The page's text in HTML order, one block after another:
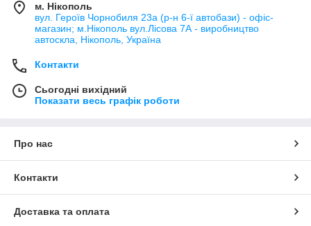
м. Нікополь
вул. Героїв Чорнобиля 23а (р-н 6-ї автобази) - офіс-
магазин; м.Нікополь вул.Лісова 7А - виробництво
автоскла, Нікополь, Україна
Контакти
Сьогодні вихідний
Показати весь графік роботи
Про нас
Контакти
Доставка та оплата